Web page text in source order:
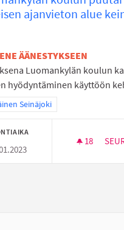
ajanvieton alue
ÄÄNESTYKSEEN
Luomankylän koulun
hyödyntäminen käyttöön
tulokset teeman mukaan:
Seinäjoki
18 18